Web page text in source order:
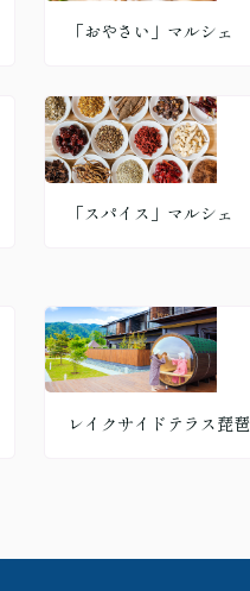
「おやさい」マルシェ
「スパイス」マルシェ
レイクサイドテラス琵